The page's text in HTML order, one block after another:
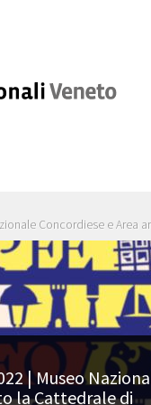
Concordiese e
| Museo
la Cattedrale di